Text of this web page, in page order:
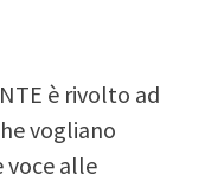
è rivolto ad
vogliano
voce alle